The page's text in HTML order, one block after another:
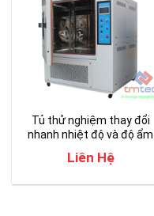
Tủ thử nghiệm thay đổi
nhanh nhiệt độ và độ ẩm
Liên Hệ